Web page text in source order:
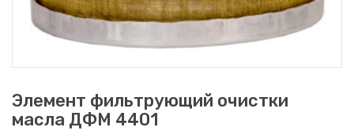
Элемент фильтрующий очистки
масла ДФM 4401